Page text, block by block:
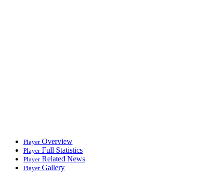
PlayerOverview
PlayerFull Statistics
PlayerRelated News
PlayerGallery